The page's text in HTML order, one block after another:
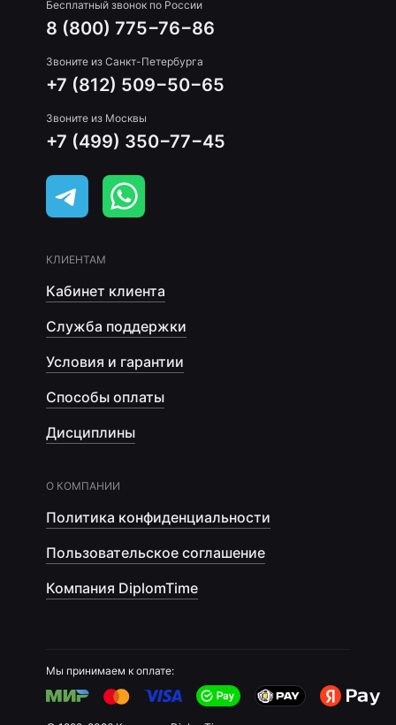
Бесплатный звонок по России
8 (800) 775−76−86
Звоните из Санкт-Петербурга
+7 (812) 509−50−65
Звоните из Москвы
+7 (499) 350−77−45
КЛИЕНТАМ
Кабинет клиента
Служба поддержки
Условия и гарантии
Способы оплаты
Дисциплины
О КОМПАНИИ
Политика конфиденциальности
Пользовательское соглашение
Компания DiplomTime
Мы принимаем к оплате: